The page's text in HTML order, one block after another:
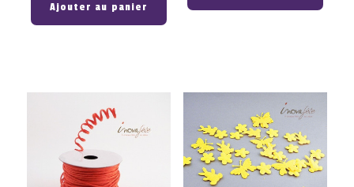
Ajouter au panier